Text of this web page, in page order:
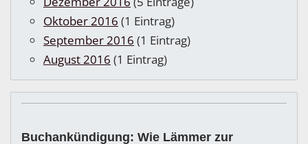
Oktober 2016 (1 Eintrag)
September 2016 (1 Eintrag)
August 2016 (1 Eintrag)
Buchankündigung: Wie Lämmer zur